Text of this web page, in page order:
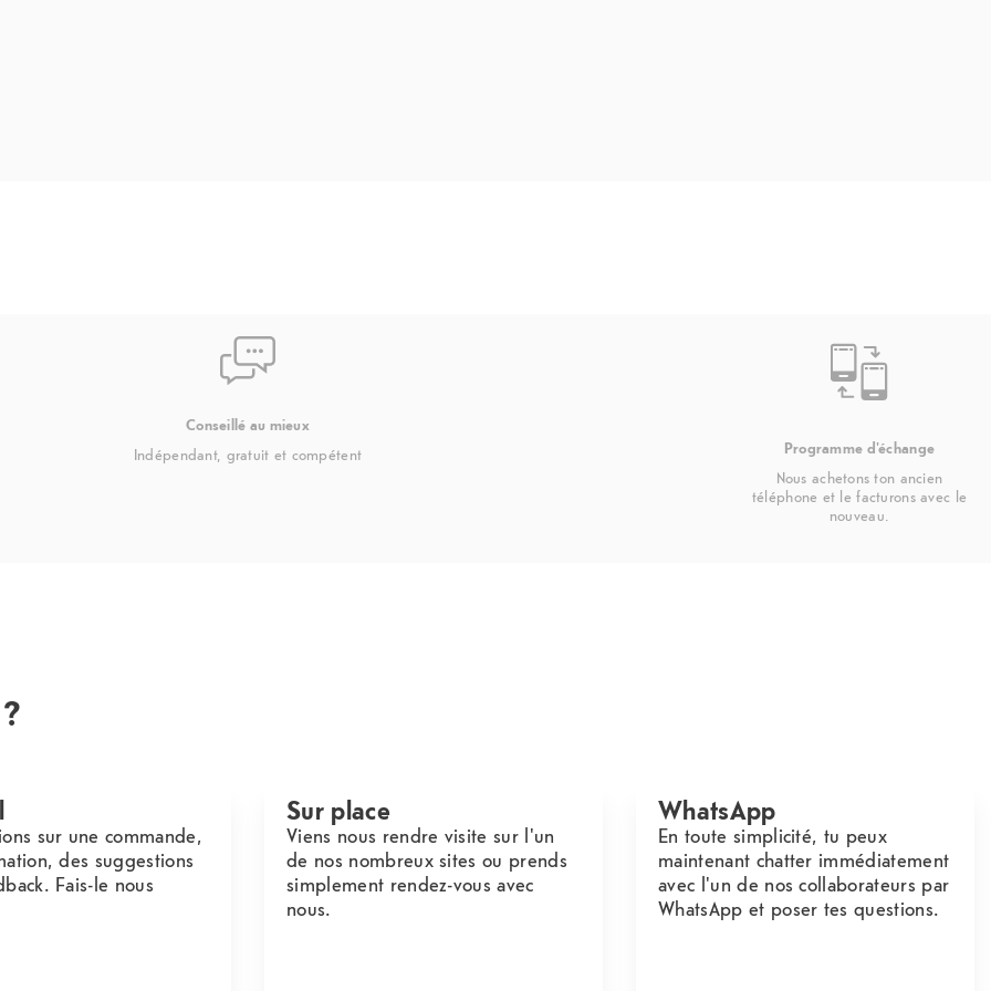
Conseillé au mieux
Indépendant, gratuit et compétent
Programme d'échange
Nous achetons ton ancien
téléphone et le facturons avec le
nouveau.
sur une commande,
des suggestions
Fais-le nous
Sur place
Viens nous rendre visite sur l'un
de nos nombreux sites ou prends
simplement rendez-vous avec
nous.
WhatsApp
En toute simplicité, tu peux
maintenant chatter immédiatement
avec l'un de nos collaborateurs par
WhatsApp et poser tes questions.